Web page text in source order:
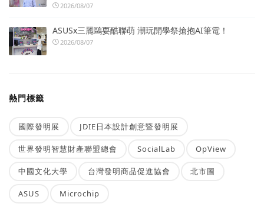
2026/08/07
ASUSx三麗鷗耍酷聯萌 潮玩開學祭搶抱AI筆電！
2026/08/07
熱門標籤
國際發明展 JDIE日本設計創意暨發明展
世界發明智慧財產聯盟總會 SocialLab OpView
中國文化大學 台灣發明商品促進協會 北市圖
ASUS Microchip